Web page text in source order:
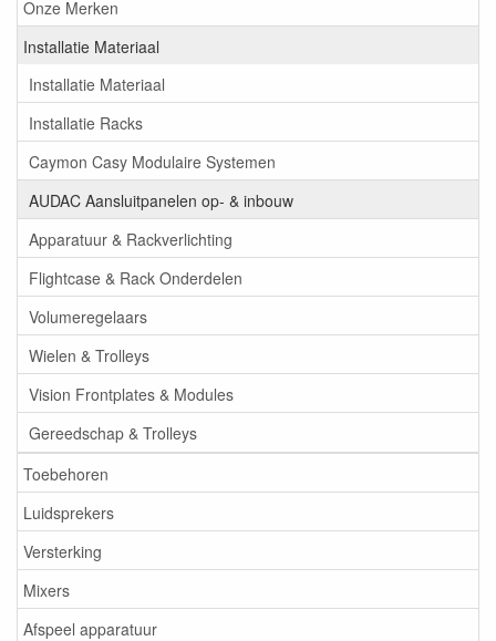
Onze Merken
Installatie Materiaal
Installatie Materiaal
Installatie Racks
Caymon Casy Modulaire Systemen
AUDAC Aansluitpanelen op- & inbouw
Apparatuur & Rackverlichting
Flightcase & Rack Onderdelen
Volumeregelaars
Wielen & Trolleys
Vision Frontplates & Modules
Gereedschap & Trolleys
Toebehoren
Luidsprekers
Versterking
Mixers
Afspeel apparatuur